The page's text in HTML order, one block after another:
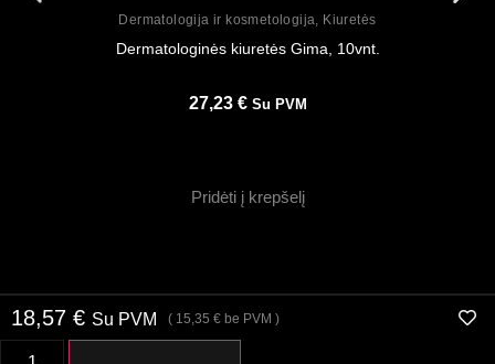
Dermatologija ir kosmetologija Kiuretės
Dermatologinės kiuretės Gima, 10vnt.
27,23 € Su PVM
Pridėti į krepšelį
18,57 € Su PVM ( 15,35 € be PVM )